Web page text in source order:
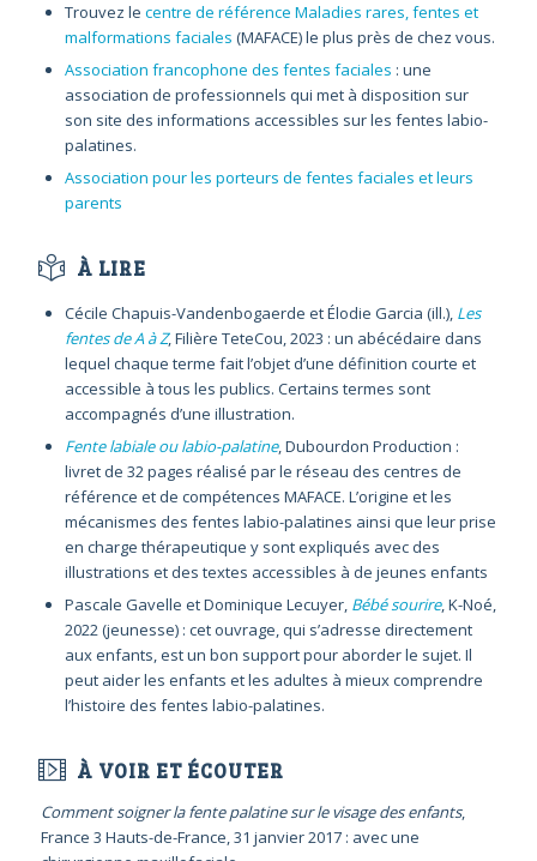
Trouvez le centre de référence Maladies rares, fentes et
malformations faciales (MAFACE) le plus près de chez vous.
Association francophone des fentes faciales : une
association de professionnels qui met à disposition sur
son site des informations accessibles sur les fentes labio-
palatines.
Association pour les porteurs de fentes faciales et leurs
parents
À LIRE
Cécile Chapuis-Vandenbogaerde et Élodie Garcia (ill.), Les
fentes de A à Z, Filière TeteCou, 2023 : un abécédaire dans
lequel chaque terme fait l’objet d’une définition courte et
accessible à tous les publics. Certains termes sont
accompagnés d’une illustration.
Fente labiale ou labio-palatine, Dubourdon Production :
livret de 32 pages réalisé par le réseau des centres de
référence et de compétences MAFACE. L’origine et les
mécanismes des fentes labio-palatines ainsi que leur prise
en charge thérapeutique y sont expliqués avec des
illustrations et des textes accessibles à de jeunes enfants
Pascale Gavelle et Dominique Lecuyer, Bébé sourire, K-Noé,
2022 (jeunesse) : cet ouvrage, qui s’adresse directement
aux enfants, est un bon support pour aborder le sujet. Il
peut aider les enfants et les adultes à mieux comprendre
l’histoire des fentes labio-palatines.
À VOIR ET ÉCOUTER
Comment soigner la fente palatine sur le visage des enfants,
France 3 Hauts-de-France, 31 janvier 2017 : avec une